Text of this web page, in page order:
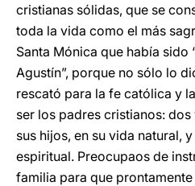
cristianas sólidas, que se
toda la vida como el más
Santa Mónica que había sido
Agustín”, porque no sólo lo
rescató para la fe católica y
ser los padres cristianos:
sus hijos, en su vida natural,
espiritual. Preocupaos de
familia para que